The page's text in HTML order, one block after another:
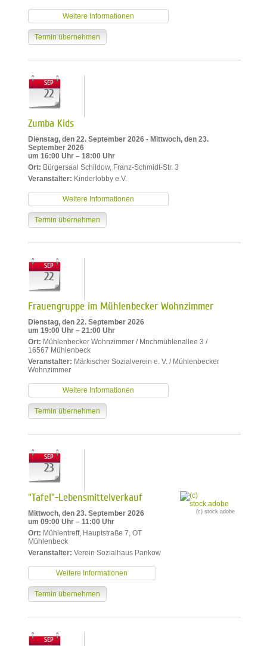
Weitere Informationen
Termin übernehmen
SEP
22
Zumba Kids
Dienstag, den 22. September 2026 - Mittwoch, den 23.
September 2026
um 16:00 Uhr – 18:00 Uhr
Ort: Bürgersaal Schildow, Franz-Schmidt-Str. 3
Veranstalter: Kinderlobby e.V.
Weitere Informationen
Termin übernehmen
SEP
22
Frauengruppe im Mühlenbecker Wohnzimmer
Dienstag, den 22. September 2026
um 19:00 Uhr – 21:00 Uhr
Ort: Mühlenbecker Wohnzimmer / Mnchmühlenallee 3 /
16567 Mühlenbeck
Veranstalter: Märkischer Sozialverein e. V. / Mühlenbecker
Wohnzimmer
Weitere Informationen
Termin übernehmen
SEP
23
"Tafel"-Lebensmittelverkauf
Mittwoch, den 23. September 2026
um 09:00 Uhr – 11:00 Uhr
Ort: Mühlentreff, Hauptstraße 7, OT
Mühlenbeck
Veranstalter: Verein Sozialhaus Pankow
Weitere Informationen
Termin übernehmen
(c) stock.adobe
SEP